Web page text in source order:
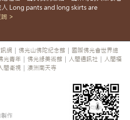
Long pants and long skirts are
>
網 佛光山佛陀紀念館
國際佛光會世界總
光青年 佛光緣美術館 人間通訊社
人間福
間衛視 澳洲南天寺
作